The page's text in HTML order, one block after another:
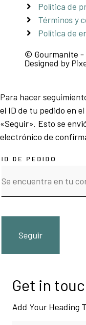
Política de
Términos y
Política de
© Gourmanite -
Designed by
Para hacer
el ID de tu pedido en
«Seguir». Esto se
electrónico de
ID DE PEDIDO
Seguir
Get in
Add Your Heading